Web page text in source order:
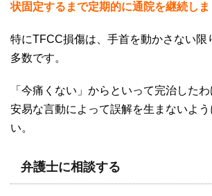
状固定するまで定期的に通院を継続しま
特にTFCC損傷は、手首を動かさない限
多数です。
「今痛くない」からといって完治したわ
安易な言動によって誤解を生まないよ
い。
弁護士に相談する